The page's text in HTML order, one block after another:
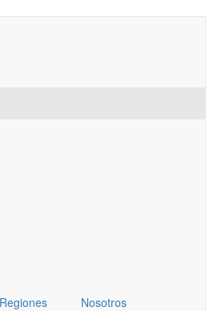
Regiones Nosotros